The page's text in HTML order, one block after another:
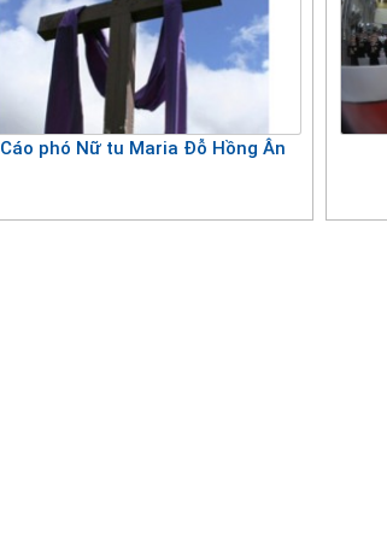
Cáo phó Nữ tu Maria Đỗ Hồng Ân